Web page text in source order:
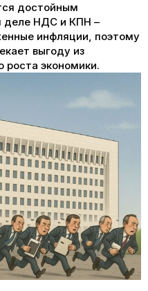
достойным
деле НДС и КПН –
инфляции, поэтому
выгоду из
роста экономики.